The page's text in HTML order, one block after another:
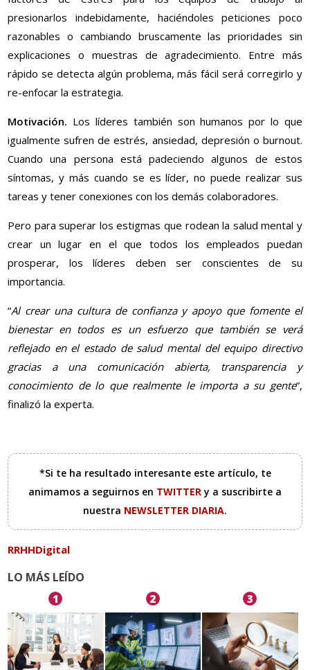
presionarlos indebidamente, haciéndoles peticiones poco
razonables o cambiando bruscamente las prioridades sin
explicaciones o muestras de agradecimiento. Entre más
rápido se detecta algún problema, más fácil será corregirlo y
re-enfocar la estrategia.
Motivación. Los líderes también son humanos por lo que
igualmente sufren de estrés, ansiedad, depresión o burnout.
Cuando una persona está padeciendo algunos de estos
síntomas, y más cuando se es líder, no puede realizar sus
tareas y tener conexiones con los demás colaboradores.
Pero para superar los estigmas que rodean la salud mental y
crear un lugar en el que todos los empleados puedan
prosperar, los líderes deben ser conscientes de su
importancia.
“Al crear una cultura de confianza y apoyo que fomente el
bienestar en todos es un esfuerzo que también se verá
reflejado en el estado de salud mental del equipo directivo
gracias a una comunicación abierta, transparencia y
conocimiento de lo que realmente le importa a su gente”,
finalizó la experta.
*Si te ha resultado interesante este artículo, te
animamos a seguirnos en TWITTERy a suscribirte a
nuestra NEWSLETTER DIARIA.
RRHHDigital
LO MÁS LEÍDO
1 2 3